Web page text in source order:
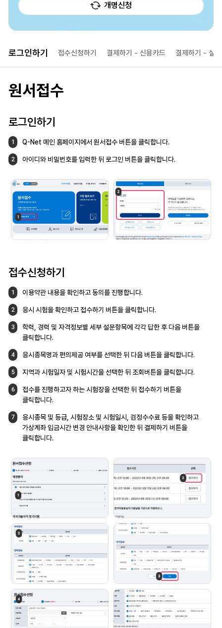
개명신청
로그인하기 접수신청하기 결제하기 - 신용카드 결제하기 - 실
원서접수
로그인하기
1 Q-Net 메인 홈페이지에서 원서접수 버튼을클릭합니다.
2 아이디와 비밀번호를 입력한 뒤 로그인 버튼을클릭합니다.
접수신청하기
1 이용약관 내용을 확인하고 동의를 진행합니다.
2 응시 시험을 확인하고 접수하기 버튼을클릭합니다.
3 학력, 경력 및 자격정보별 세부 설문항목에 각각 답한 후 다음 버튼을
클릭합니다.
4 응시종목명과 편의제공 여부를 선택한 뒤 다음 버튼을 클릭합니다.
5 지역과 시험일자 및 시험시간을 선택한 뒤 조회버튼을 클릭합니다.
6 접수를 진행하고자 하는 시험장을 선택한 뒤 접수하기 버튼을
클릭합니다.
7 응시종목 및 등급, 시험장소 및 시험일시, 검정수수료 등을 확인하고
가상계좌 입금시간 변경 안내사항을 확인한 뒤 결제하기 버튼을
클릭합니다.